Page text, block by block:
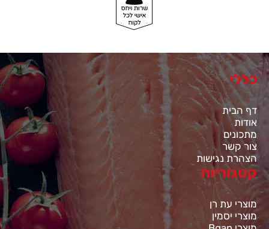
כללי
דף הבית
אודות
מתכונים
צור קשר
הצהרת נגישות
קטגוריות
מוצרי עת רן
מוצרי יסמין